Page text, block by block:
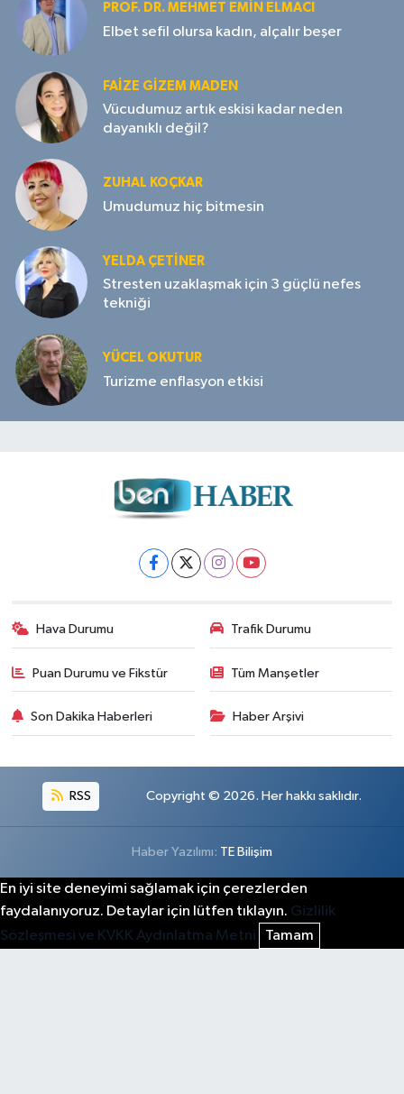
PROF. DR. MEHMET EMIN ELMACI
Elbet sefil olursa kadın, alçalır beşer
FAIZE GIZEM MADEN
Vücudumuz artık eskisi kadar neden
dayanıklı değil?
ZUHAL KOÇKAR
Umudumuz hiç bitmesin
YELDA ÇETİNER
Stresten uzaklaşmak için 3 güçlü nefes
tekniği
YÜCEL OKUTUR
Turizme enflasyon etkisi
Hava Durumu Trafik Durumu
Puan Durumu ve Fikstür Tüm Manşetler
Son Dakika Haberleri Haber Arşivi
RSS Copyright © 2026. Her hakkı saklıdır.
Haber Yazılımı: TE Bilişim
En iyi site deneyimi sağlamak için çerezlerden
faydalanıyoruz. Detaylar için lütfen tıklayın. Gizlilik
Sözleşmesi ve KVKK Aydınlatma Metni
Tamam